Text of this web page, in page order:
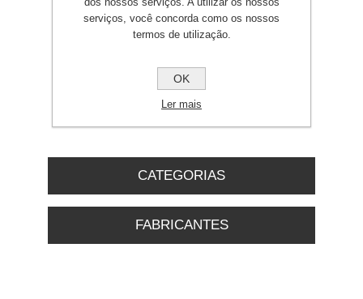
Produto sem biocida
CATEGORIAS
FABRICANTES
serviços, você concorda como os nossos
termos de utilização.
OK
Ler mais